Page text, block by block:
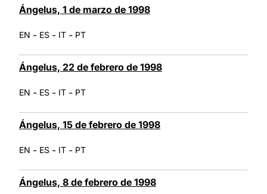
Ángelus, 1 de marzo de 1998
EN - ES - IT - PT
Ángelus, 22 de febrero de 1998
EN - ES - IT - PT
Ángelus, 15 de febrero de 1998
EN - ES - IT - PT
Ángelus, 8 de febrero de 1998